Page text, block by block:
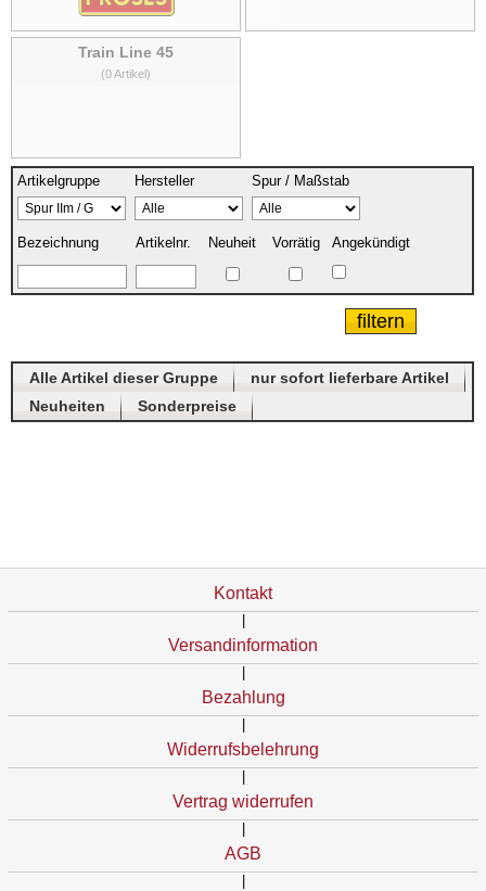
Train Line 45
(0 Artikel)
Artikelgruppe Hersteller Spur / Maßstab
Bezeichnung Artikelnr. Neuheit Vorrätig Angekündigt
Alle Artikel dieser Gruppe
nur sofort lieferbare Artikel
Neuheiten
Sonderpreise
Kontakt
|
Versandinformation
|
Bezahlung
|
Widerrufsbelehrung
|
Vertrag widerrufen
|
AGB
|